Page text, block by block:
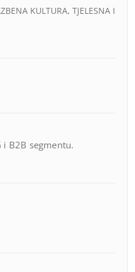
KULTURA, TJELESNA I
B2B segmentu.